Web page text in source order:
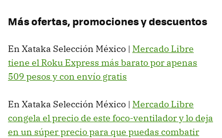
Más ofertas, promociones y descuentos
En Xataka Selección México | Mercado Libre
tiene el Roku Express más barato por apenas
509 pesos y con envío gratis
En Xataka Selección México | Mercado Libre
congela el precio de este foco-ventilador y lo deja
en un súper precio para que puedas combatir